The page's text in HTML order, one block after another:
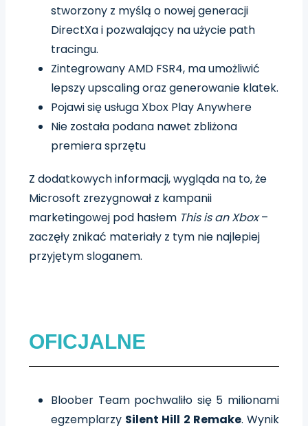
stworzony z myślą o nowej generacji
DirectXa i pozwalający na użycie path
tracingu.
Zintegrowany AMD FSR4, ma umożliwić
lepszy upscaling oraz generowanie klatek.
Pojawi się usługa Xbox Play Anywhere
Nie została podana nawet zbliżona
premiera sprzętu
Z dodatkowych informacji, wygląda na to, że
Microsoft zrezygnował z kampanii
marketingowej pod hasłem This is an Xbox–
zaczęły znikać materiały z tym nie najlepiej
przyjętym sloganem.
OFICJALNE
Bloober Team pochwaliło się 5 milionami
egzemplarzy Silent Hill 2 Remake. Wynik